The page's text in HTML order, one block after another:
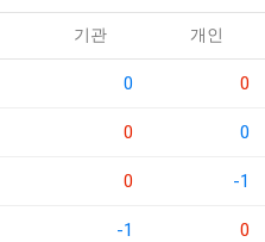
기관 개인
0 0
0 0
0 -1
-1 0